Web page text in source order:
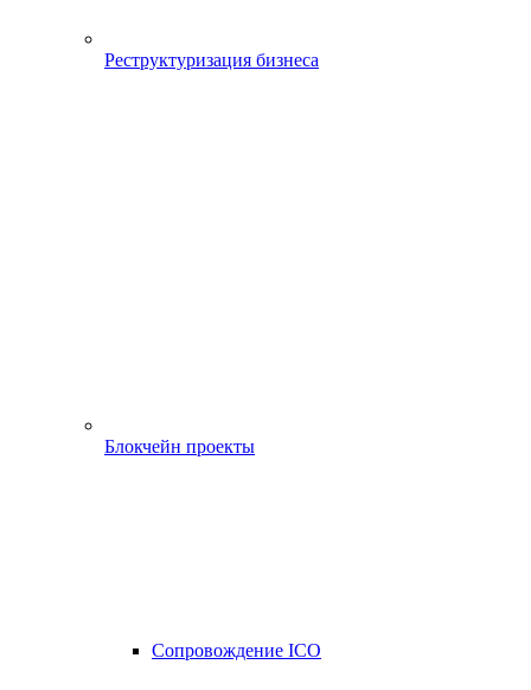
Реструктуризация бизнеса
Блокчейн проекты
Сопровождение ICO